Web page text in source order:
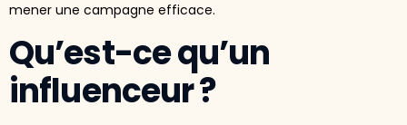
mener une campagne efficace.
Qu’est-ce qu’un
influenceur ?